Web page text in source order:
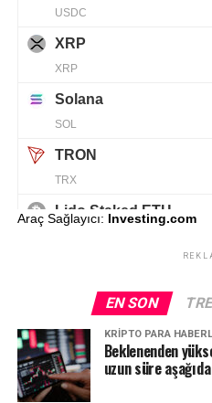
Araç Sağlayıcı: Investing.com
EN SON
KRIPTO PARA
Beklenenden
uzun süre